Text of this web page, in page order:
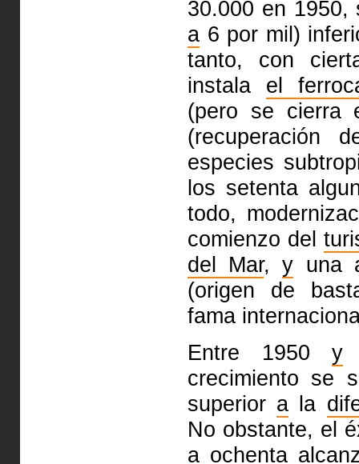
30.000 en 1950,
a 6 por mil)
tanto, con
instala el
(pero se cierra
(recuperación
especies
los setenta
todo,
comienzo del
del Mar,y una
(origen de
fama
Entre 1950y
crecimiento se
superior a la
No obstante, el
a ochenta